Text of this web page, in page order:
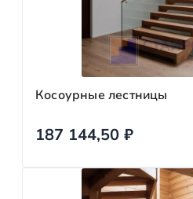
Косоурные лестницы
187 144,50 ₽